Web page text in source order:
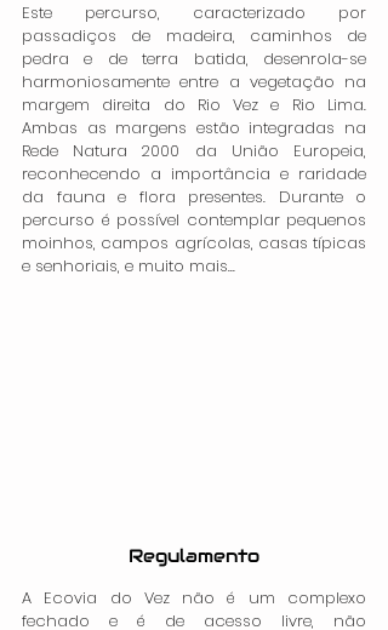
Este percurso, caracterizado por
passadiços de madeira, caminhos de
pedra e de terra batida, desenrola-se
harmoniosamente entre a vegetação na
margem direita do Rio Vez e Rio Lima.
Ambas as margens estão integradas na
Rede Natura 2000 da União Europeia,
reconhecendo a importância e raridade
da fauna e flora presentes. Durante o
percurso é possível contemplar pequenos
moinhos, campos agrícolas, casas típicas
e senhoriais, e muito mais...
Regulamento
A Ecovia do Vez não é um complexo
fechado e é de acesso livre, não